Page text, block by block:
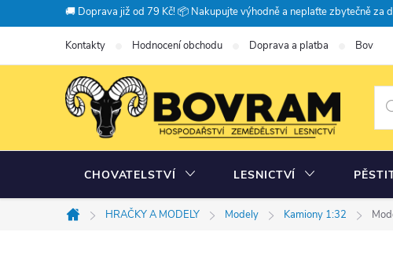
na
🚚 Doprava již od 79 Kč! 📦 Nakupujte výhodně a neplaťte zbytečně za
Kontakty Hodnocení obchodu Doprava a platba
CHOVATELSTVÍ LESNICTVÍ
Domů
HRAČKY A MODELY Modely Kamiony 1:32